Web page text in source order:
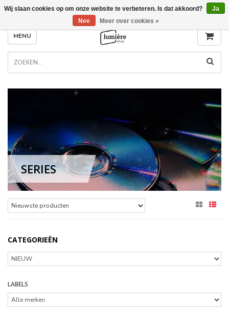
MENU
SERIES
CATEGORIEËN
LABELS
Wij slaan cookies op om onze website te verbeteren. Is dat akkoord?
Ja
Nee
Meer over cookies »